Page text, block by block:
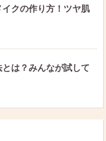
部分は少なめに塗り、その
メイクキーププライマー
ーボ
ダーは コーセ
のプードルを使用す
ば教えてください！
クの作り方！ツヤ肌
は？みんなが試して